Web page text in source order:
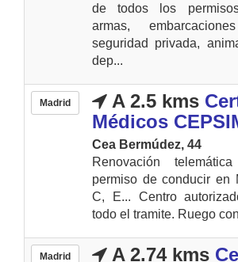
de todos los
armas,
seguridad privada,
dep...
Madrid A 2.5 kms
Médicos
Cea Bermúdez, 44
Renovación
permiso de conducir en
C, E... Centro
todo el tramite. Ruego
Madrid A 2.74 kms